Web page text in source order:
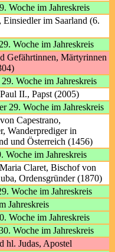
Woche im Jahreskreis
im Saarland (6.
Woche im Jahreskreis
Gefährtinnen, Märtyrinnen
Woche im Jahreskreis
II., Papst (2005)
29. Woche im Jahreskreis
Capestrano,
Wanderprediger in
und Österreich (1456)
Woche im Jahreskreis
Claret, Bischof von
Ordensgründer (1870)
Woche im Jahreskreis
Jahreskreis
Woche im Jahreskreis
Woche im Jahreskreis
hl. Judas, Apostel